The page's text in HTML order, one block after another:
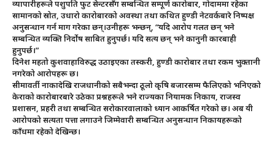
व्यापारीहरूले पशुपति फुट सेन्टरसँग सम्बन्धित सम्पूर्ण कारोबार, गोदाममा रहेका
सामानको स्रोत, उधारो कारोबारको अवस्था तथा कथित हुण्डी नेटवर्कबारे निष्पक्ष
अनुसन्धान गर्न माग गरेका छन्।उनीहरू भन्छन्, “यदि आरोप गलत छन् भने
सम्बन्धित व्यक्ति निर्दोष साबित हुनुपर्छ। यदि सत्य छन् भने कानुनी कारबाही
हुनुपर्छ।”
दिनेश महतो कुशवाहाविरुद्ध उठाइएका तस्करी, हुण्डी कारोबार तथा रकम भुक्तानी
नगरेको आरोपहरू छ।
सीमावर्ती नाकादेखि राजधानीको सबैभन्दा ठूलो कृषि बजारसम्म फैलिएको भनिएको
केराको कारोबारबारे उठेका प्रश्नहरूले भने राज्यका नियामक निकाय, राजस्व
प्रशासन, प्रहरी तथा सम्बन्धित सरोकारवालाको ध्यान आकर्षित गरेको छ। अब यी
आरोपको सत्यता पत्ता लगाउने जिम्मेवारी सम्बन्धित अनुसन्धान निकायहरूको
काँधमा रहेको देखिन्छ।